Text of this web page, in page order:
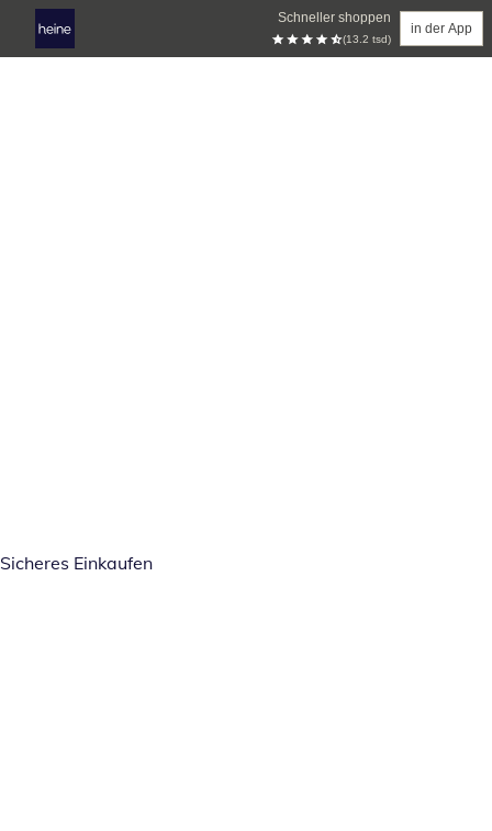
Schneller shoppen
(13.2 tsd)
in der App
Sicheres Einkaufen